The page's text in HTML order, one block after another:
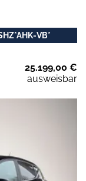
VB*
25.199,00 €
ausweisbar